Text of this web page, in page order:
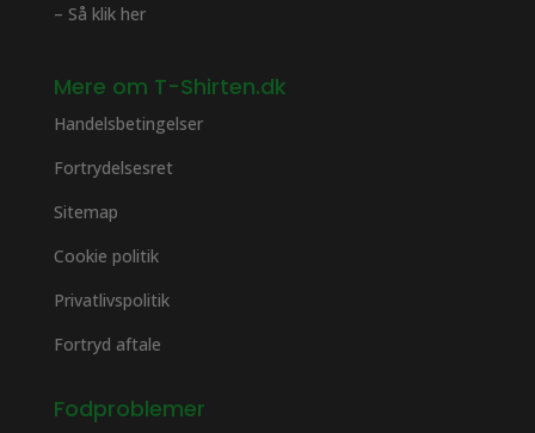
– Så klik her
Mere om T-Shirten.dk
Handelsbetingelser
Fortrydelsesret
Sitemap
Cookie politik
Privatlivspolitik
Fortryd aftale
Fodproblemer